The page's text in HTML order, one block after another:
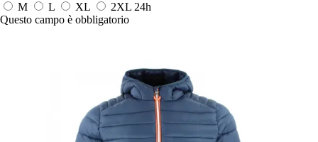
M
L XL 2XL 24h
Questo campo è obbligatorio